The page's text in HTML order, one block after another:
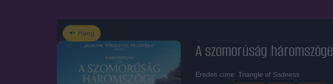
Hang
A szomorúság háromszöge
Eredeti címe: Triangle of Sadness